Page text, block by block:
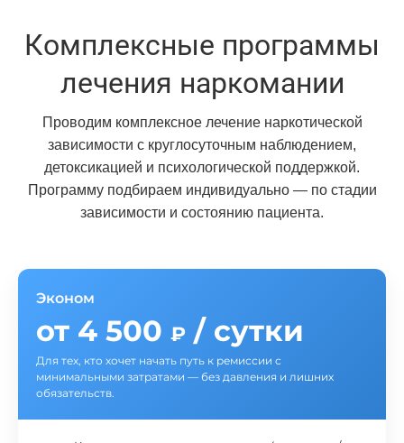
Комплексные программы
лечения наркомании
Проводим комплексное лечение наркотической
зависимости с круглосуточным наблюдением,
детоксикацией и психологической поддержкой.
Программу подбираем индивидуально — по стадии
зависимости и состоянию пациента.
Эконом
от 4 500 ₽ / сутки
Для тех, кто хочет начать путь к ремиссии с
минимальными затратами — без давления и лишних
обязательств.